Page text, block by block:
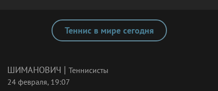
ШИМАНОВИЧ | Теннисисты
24 февраля, 19:07
Теннис в мире сегодня